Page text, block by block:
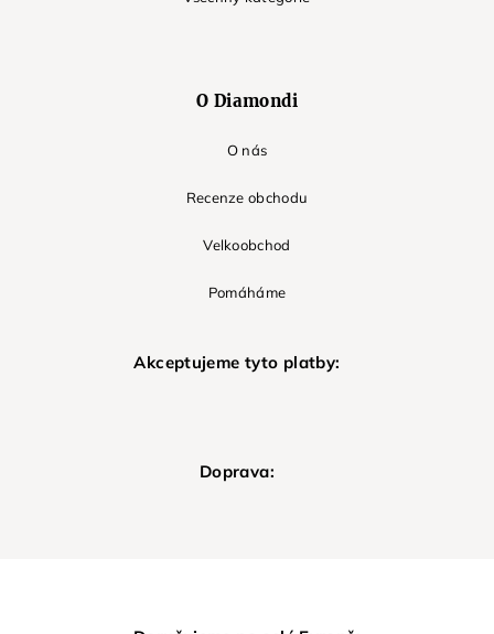
O Diamondi
O nás
Recenze obchodu
Velkoobchod
Pomáháme
Akceptujeme tyto platby:
Doprava: